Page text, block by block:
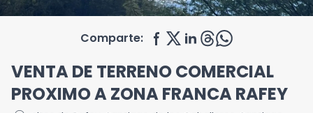
Comparte:
VENTA DE TERRENO COMERCIAL
PROXIMO A ZONA FRANCA RAFEY